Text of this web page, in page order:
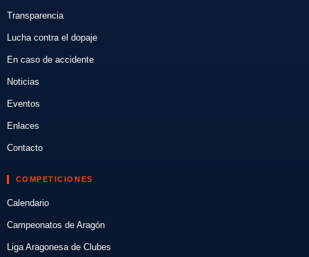
Transparencia
Lucha contra el dopaje
En caso de accidente
Noticias
Eventos
Enlaces
Contacto
COMPETICIONES
Calendario
Campeonatos de Aragón
Liga Aragonesa de Clubes